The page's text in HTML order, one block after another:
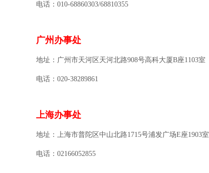
电话 ： 010-68860303/68810355
广州办事处
地址：广州市天河区天河北路908号高科大厦B座1103室
电话：020-38289861
上海办事处
地址：上海市普陀区中山北路1715号浦发广场E座1903室
电话：02166052855